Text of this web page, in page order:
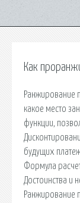
Как
Ранжирование
какое место
функции,
будущих
Формула
Достоинства и
Ранжирование